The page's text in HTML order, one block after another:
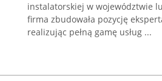
instalatorskiej w województwie
firma zbudowała pozycję
realizując pełną gamę usług ...